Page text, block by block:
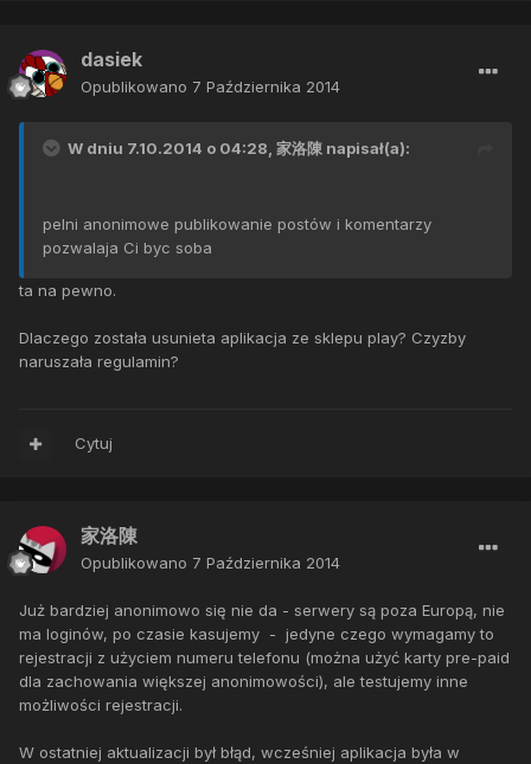
dasiek
Opublikowano 7 Października 2014
W dniu 7.10.2014 o 04:28, 家洛陳 napisał(a):
pelni anonimowe publikowanie postów i komentarzy
pozwalaja Ci byc soba
ta na pewno.
Dlaczego została usunieta aplikacja ze sklepu play? Czyzby
naruszała regulamin?
Cytuj
家洛陳
Opublikowano 7 Października 2014
Już bardziej anonimowo się nie da - serwery są poza Europą, nie
ma loginów, po czasie kasujemy - jedyne czego wymagamy to
rejestracji z użyciem numeru telefonu (można użyć karty pre-paid
dla zachowania większej anonimowości), ale testujemy inne
możliwości rejestracji.
W ostatniej aktualizacji był błąd, wcześniej aplikacja była w